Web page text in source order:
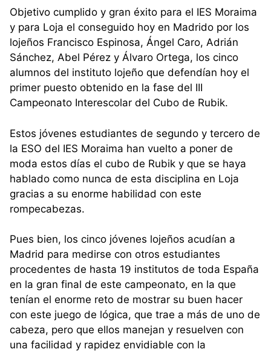
Objetivo cumplido y gran éxito para el IES Moraima
y para Loja el conseguido hoy en Madrido por los
lojeños Francisco Espinosa, Ángel Caro, Adrián
Sánchez, Abel Pérez y Álvaro Ortega, los cinco
alumnos del instituto lojeño que defendían hoy el
primer puesto obtenido en la fase del III
Campeonato Interescolar del Cubo de Rubik.
Estos jóvenes estudiantes de segundo y tercero de
la ESO del IES Moraima han vuelto a poner de
moda estos días el cubo de Rubik y que se haya
hablado como nunca de esta disciplina en Loja
gracias a su enorme habilidad con este
rompecabezas.
Pues bien, los cinco jóvenes lojeños acudían a
Madrid para medirse con otros estudiantes
procedentes de hasta 19 institutos de toda España
en la gran final de este campeonato, en la que
tenían el enorme reto de mostrar su buen hacer
con este juego de lógica, que trae a más de uno de
cabeza, pero que ellos manejan y resuelven con
una facilidad y rapidez envidiable con la